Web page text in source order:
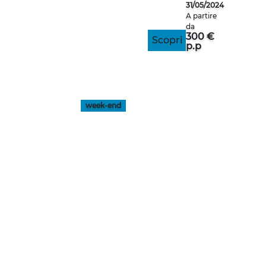
Scopri
31/05/2024
A partire
da
300 €
p.p
week-end